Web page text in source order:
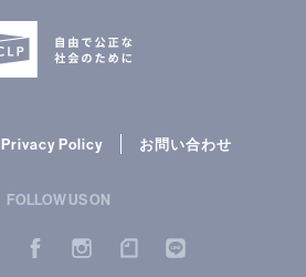
Privacy Policy お問い合わせ
FOLLOW US ON